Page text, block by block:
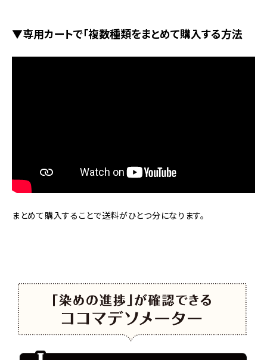
▼専用カートで「複数種類をまとめて購入する方法
まとめて購入することで送料がひとつ分になります。